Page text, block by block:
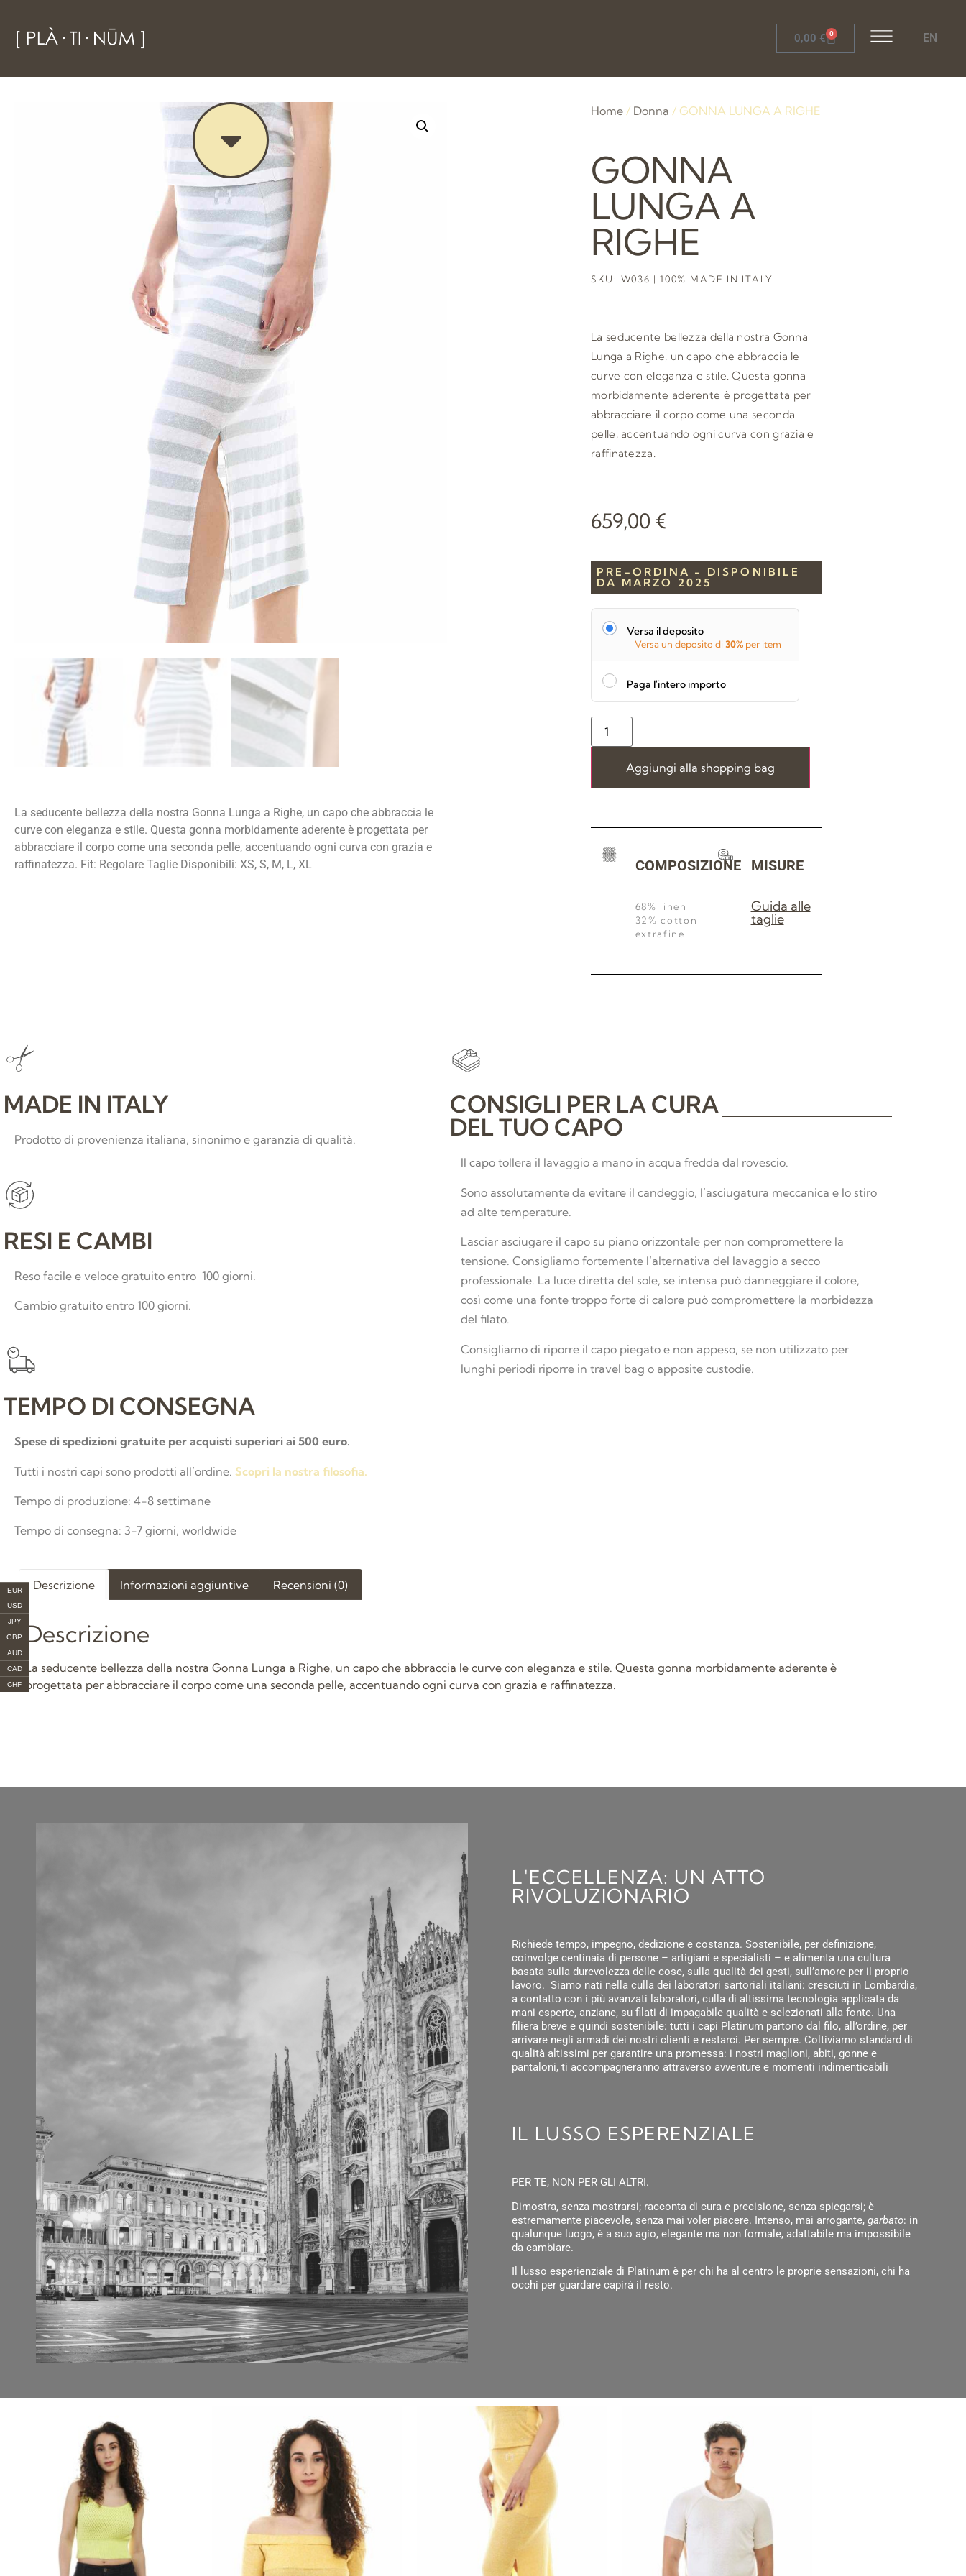
0,00 € 0 EN
La seducente bellezza della nostra Gonna Lunga a Righe, un capo che abbraccia le
curve con eleganza e stile. Questa gonna morbidamente aderente è progettata per
abbracciare il corpo come una seconda pelle, accentuando ogni curva con grazia e
raffinatezza. Fit: Regolare Taglie Disponibili: XS, S, M, L, XL
Home / Donna / GONNA LUNGA A RIGHE
GONNA
LUNGA A
RIGHE
SKU: W036 | 100% MADE IN ITALY
La seducente bellezza della nostra Gonna
Lunga a Righe, un capo che abbraccia le
curve con eleganza e stile. Questa gonna
morbidamente aderente è progettata per
abbracciare il corpo come una seconda
pelle, accentuando ogni curva con grazia e
raffinatezza.
659,00 €
PRE-ORDINA - DISPONIBILE
DA MARZO 2025
Versa il deposito
Versa un deposito di 30% per item
Paga l'intero importo
Aggiungi alla shopping bag
COMPOSIZIONE
68% linen
32% cotton
extrafine
MISURE
Guida alle
taglie
MADE IN ITALY
Prodotto di provenienza italiana, sinonimo e garanzia di qualità.
RESI E CAMBI
Reso facile e veloce gratuito entro 100 giorni.
Cambio gratuito entro 100 giorni.
TEMPO DI CONSEGNA
Spese di spedizioni gratuite per acquisti superiori ai 500 euro.
Tutti i nostri capi sono prodotti all’ordine. Scopri la nostra filosofia.
Tempo di produzione: 4-8 settimane
Tempo di consegna: 3-7 giorni, worldwide
CONSIGLI PER LA CURA
DEL TUO CAPO
Il capo tollera il lavaggio a mano in acqua fredda dal rovescio.
Sono assolutamente da evitare il candeggio, l’asciugatura meccanica e lo stiro
ad alte temperature.
Lasciar asciugare il capo su piano orizzontale per non compromettere la
tensione. Consigliamo fortemente l’alternativa del lavaggio a secco
professionale. La luce diretta del sole, se intensa può danneggiare il colore,
così come una fonte troppo forte di calore può compromettere la morbidezza
del filato.
Consigliamo di riporre il capo piegato e non appeso, se non utilizzato per
lunghi periodi riporre in travel bag o apposite custodie.
Descrizione Informazioni aggiuntive Recensioni (0)
Descrizione
La seducente bellezza della nostra Gonna Lunga a Righe, un capo che abbraccia le curve con eleganza e stile. Questa gonna morbidamente aderente è
progettata per abbracciare il corpo come una seconda pelle, accentuando ogni curva con grazia e raffinatezza.
L'ECCELLENZA: UN ATTO
RIVOLUZIONARIO
Richiede tempo, impegno, dedizione e costanza. Sostenibile, per definizione,
coinvolge centinaia di persone – artigiani e specialisti – e alimenta una cultura
basata sulla durevolezza delle cose, sulla qualità dei gesti, sull’amore per il proprio
lavoro. Siamo nati nella culla dei laboratori sartoriali italiani: cresciuti in Lombardia,
a contatto con i più avanzati laboratori, culla di altissima tecnologia applicata da
mani esperte, anziane, su filati di impagabile qualità e selezionati alla fonte. Una
filiera breve e quindi sostenibile: tutti i capi Platinum partono dal filo, all’ordine, per
arrivare negli armadi dei nostri clienti e restarci. Per sempre. Coltiviamo standard di
qualità altissimi per garantire una promessa: i nostri maglioni, abiti, gonne e
pantaloni, ti accompagneranno attraverso avventure e momenti indimenticabili
IL LUSSO ESPERENZIALE
PER TE, NON PER GLI ALTRI.
Dimostra, senza mostrarsi; racconta di cura e precisione, senza spiegarsi; è
estremamente piacevole, senza mai voler piacere. Intenso, mai arrogante,garbato: in
qualunque luogo, è a suo agio, elegante ma non formale, adattabile ma impossibile
da cambiare.
Il lusso esperienziale di Platinum è per chi ha al centro le proprie sensazioni, chi ha
occhi per guardare capirà il resto.
EUR
USD
JPY
GBP
AUD
CAD
CHF